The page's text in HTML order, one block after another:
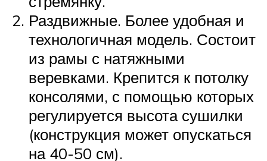
Раздвижные. Более удобная и
технологичная модель. Состоит
из рамы с натяжными
веревками. Крепится к потолку
консолями, с помощью которых
регулируется высота сушилки
(конструкция может опускаться
на 40-50 см).